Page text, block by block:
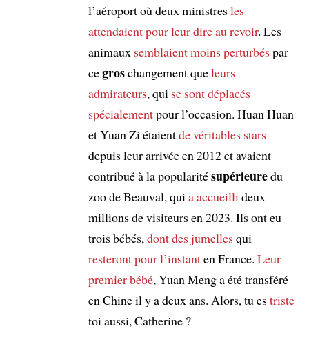
l’aéroport où deux ministresles
attendaientpour leur dire au revoir. Les
animaux semblaient moins perturbéspar
cegroschangement queleurs
admirateurs, qui se sont déplacés
spécialementpour l’occasion. Huan Huan
et Yuan Zi étaientde véritables stars
depuis leur arrivée en 2012 et avaient
contribué à la popularitésupérieuredu
zoo de Beauval, qui a accueilli deux
millions de visiteurs en 2023. Ils ont eu
trois bébés, dontdes jumellesqui
resterontpour l’instanten France. Leur
premier bébé, Yuan Meng a été transféré
en Chine il y a deux ans. Alors, tu estriste
toi aussi, Catherine ?